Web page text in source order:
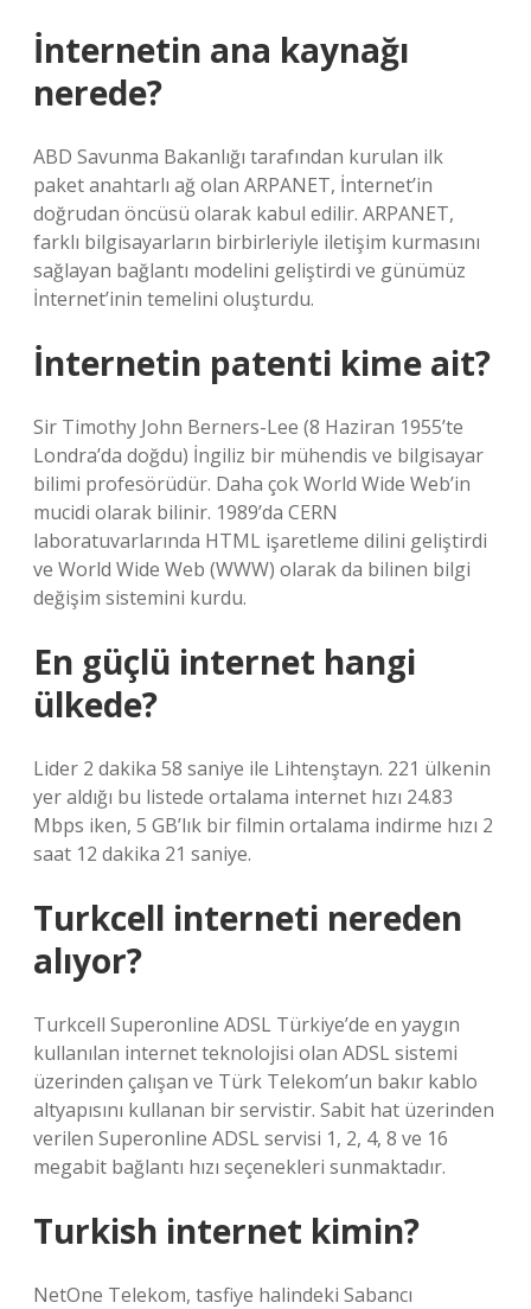
İnternetin ana kaynağı
nerede?
ABD Savunma Bakanlığı tarafından kurulan ilk
paket anahtarlı ağ olan ARPANET, İnternet’in
doğrudan öncüsü olarak kabul edilir. ARPANET,
farklı bilgisayarların birbirleriyle iletişim kurmasını
sağlayan bağlantı modelini geliştirdi ve günümüz
İnternet’inin temelini oluşturdu.
İnternetin patenti kime ait?
Sir Timothy John Berners-Lee (8 Haziran 1955’te
Londra’da doğdu) İngiliz bir mühendis ve bilgisayar
bilimi profesörüdür. Daha çok World Wide Web’in
mucidi olarak bilinir. 1989’da CERN
laboratuvarlarında HTML işaretleme dilini geliştirdi
ve World Wide Web (WWW) olarak da bilinen bilgi
değişim sistemini kurdu.
En güçlü internet hangi
ülkede?
Lider 2 dakika 58 saniye ile Lihtenştayn. 221 ülkenin
yer aldığı bu listede ortalama internet hızı 24.83
Mbps iken, 5 GB’lık bir filmin ortalama indirme hızı 2
saat 12 dakika 21 saniye.
Turkcell interneti nereden
alıyor?
Turkcell Superonline ADSL Türkiye’de en yaygın
kullanılan internet teknolojisi olan ADSL sistemi
üzerinden çalışan ve Türk Telekom’un bakır kablo
altyapısını kullanan bir servistir. Sabit hat üzerinden
verilen Superonline ADSL servisi 1, 2, 4, 8 ve 16
megabit bağlantı hızı seçenekleri sunmaktadır.
Turkish internet kimin?
NetOne Telekom, tasfiye halindeki Sabancı